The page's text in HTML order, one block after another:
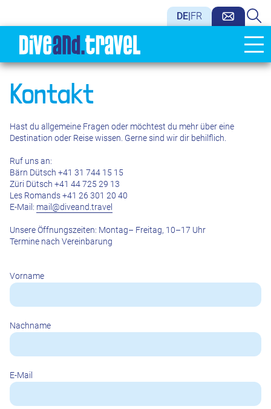
DE FR
Kontakt
Hast du allgemeine Fragen oder möchtest du mehr über eine
Destination oder Reise wissen. Gerne sind wir dir behilflich.
Ruf uns an:
Bärn Dütsch +41 31 744 15 15
Züri Dütsch +41 44 725 29 13
Les Romands +41 26 301 20 40
E-Mail: mail@diveand.travel
Unsere Öffnungszeiten: Montag– Freitag, 10–17 Uhr
Termine nach Vereinbarung
Vorname
Nachname
E-Mail